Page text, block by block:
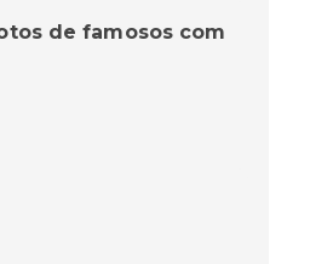
de famosos com